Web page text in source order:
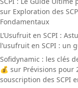
sur Exploration des
Fondamentaux
L’Usufruit en SCPI :
l’usufruit en SCPI : un
Sofidynamic : les clés
💰 sur Prévisions pour
souscription des SCPI